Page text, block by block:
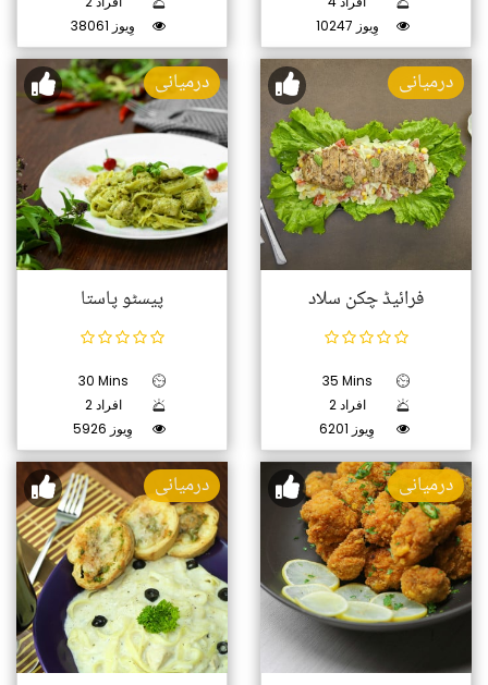
38061 وِیوز
10247 وِیوز
درمیانی
پیسٹو پاستا
30 Mins
2 افراد
5926 وِیوز
درمیانی
فرائیڈ چکن سلاد
35 Mins
2 افراد
6201 وِیوز
درمیانی درمیانی